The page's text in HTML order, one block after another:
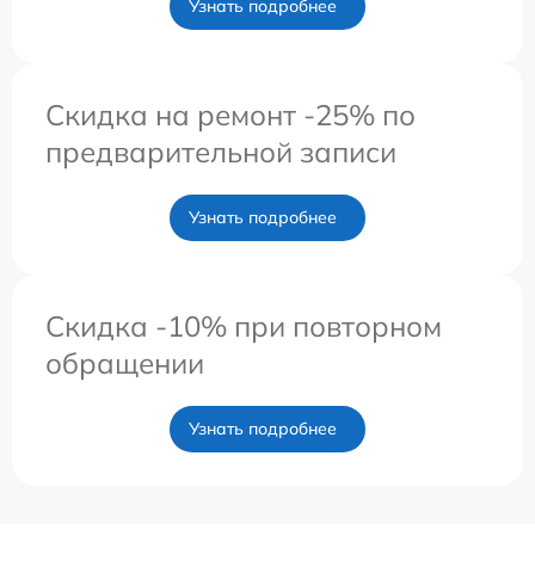
Узнать подробнее
Скидка на ремонт -25% по
предварительной записи
Узнать подробнее
Скидка -10% при повторном
обращении
Узнать подробнее